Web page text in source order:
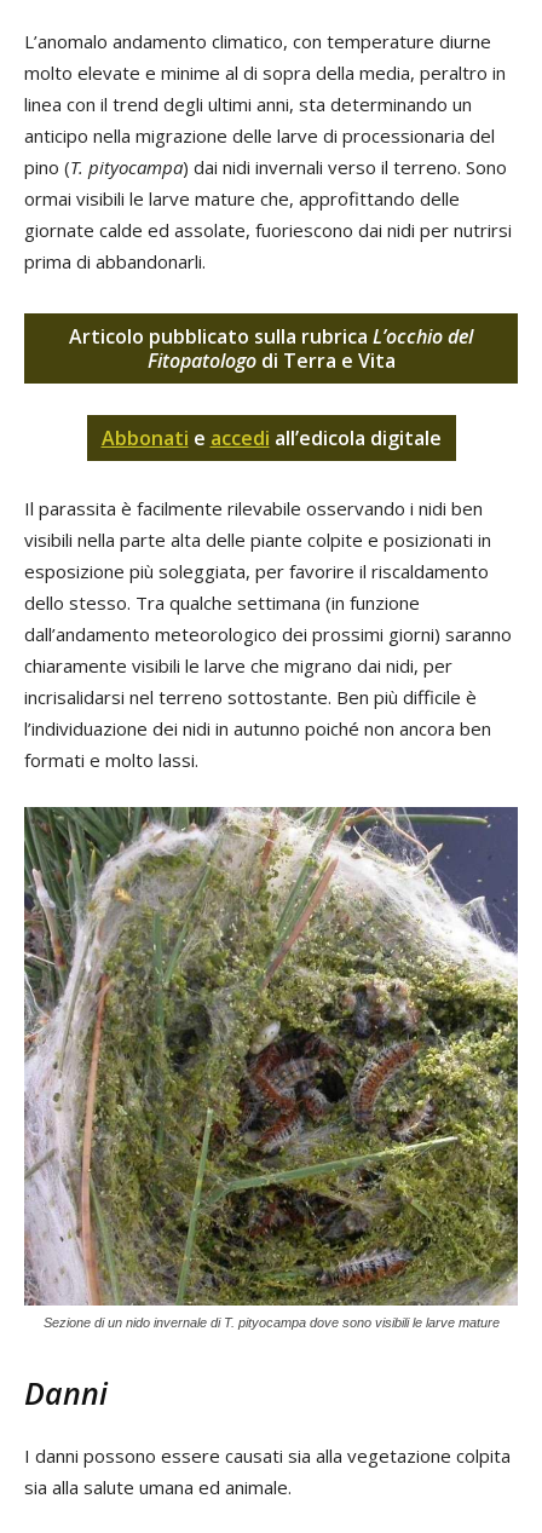
L’anomalo andamento climatico, con temperature diurne
molto elevate e minime al di sopra della media, peraltro in
linea con il trend degli ultimi anni, sta determinando un
anticipo nella migrazione delle larve di processionaria del
pino (T. pityocampa) dai nidi invernali verso il terreno. Sono
ormai visibili le larve mature che, approfittando delle
giornate calde ed assolate, fuoriescono dai nidi per nutrirsi
prima di abbandonarli.
Articolo pubblicato sulla rubrica L’occhio del
Fitopatologodi Terra e Vita
Abbonati e accedi all’edicola digitale
Il parassita è facilmente rilevabile osservando i nidi ben
visibili nella parte alta delle piante colpite e posizionati in
esposizione più soleggiata, per favorire il riscaldamento
dello stesso. Tra qualche settimana (in funzione
dall’andamento meteorologico dei prossimi giorni) saranno
chiaramente visibili le larve che migrano dai nidi, per
incrisalidarsi nel terreno sottostante. Ben più difficile è
l’individuazione dei nidi in autunno poiché non ancora ben
formati e molto lassi.
Sezione di un nido invernale di T. pityocampa dove sono visibili le larve mature
Danni
I danni possono essere causati sia alla vegetazione colpita
sia alla salute umana ed animale.